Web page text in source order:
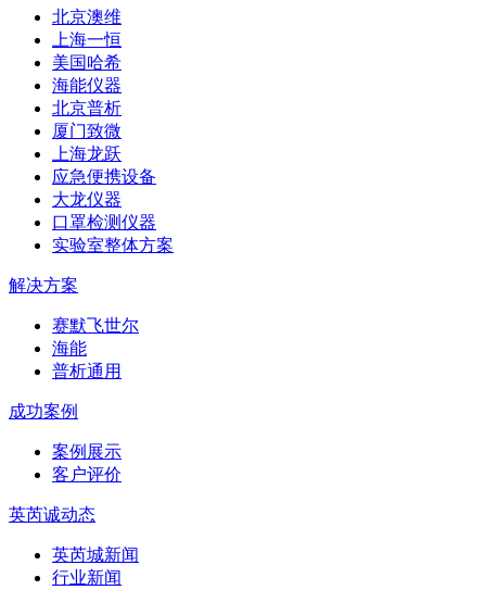
北京澳维
上海一恒
美国哈希
海能仪器
北京普析
厦门致微
上海龙跃
应急便携设备
大龙仪器
口罩检测仪器
实验室整体方案
解决方案
赛默飞世尔
海能
普析通用
成功案例
案例展示
客户评价
英芮诚动态
英芮城新闻
行业新闻